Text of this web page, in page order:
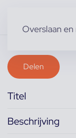
Overslaan
Delen
Titel
Beschrijving